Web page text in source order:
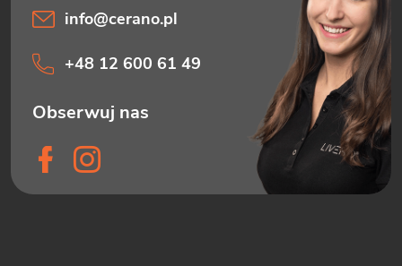
info@cerano.pl
+48 12 600 61 49